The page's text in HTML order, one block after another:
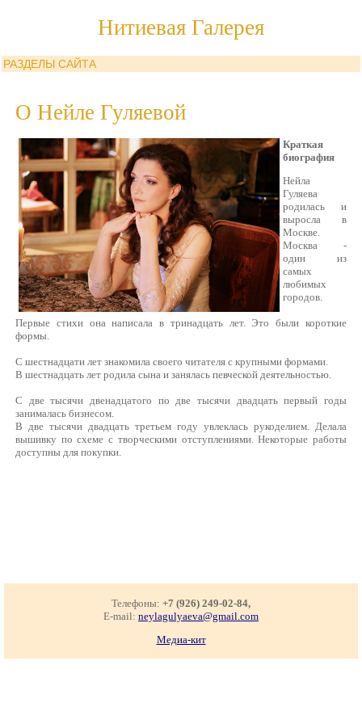
Нитиевая Галерея
РАЗДЕЛЫ САЙТА
О Нейле Гуляевой
Краткая
биография
Нейла
Гуляева
родилась и
выросла в
Москве.
Москва -
один из
самых
любимых
городов.
Первые стихи она написала в тринадцать лет. Это были короткие
формы.
С шестнадцати лет знакомила своего читателя с крупными формами.
В шестнадцать лет родила сына и занялась певческой деятельностью.
С две тысячи двенадцатого по две тысячи двадцать первый годы
занималась бизнесом.
В две тысячи двадцать третьем году увлеклась рукоделием. Делала
вышивку по схеме с творческими отступлениями. Некоторые работы
доступны для покупки.
Телефоны: +7 (926) 249-02-84,
E-mail: neylagulyaeva@gmail.com
Медиа-кит